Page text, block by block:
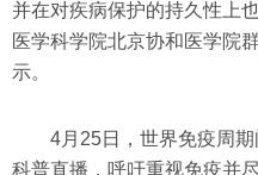
并在对疾病保护的持久性上
医学科学院北京协和医学院
示。
4月25日，世界免疫周
科普直播，呼吁重视免疫并